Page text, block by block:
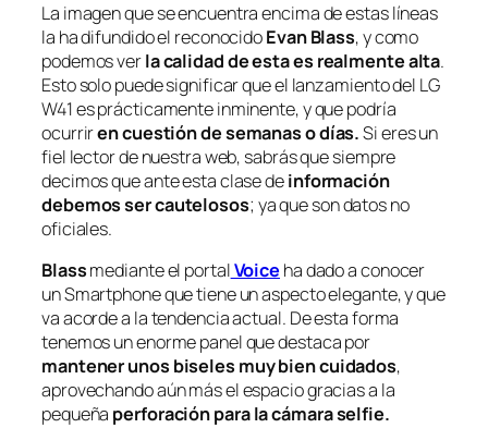
La imagen que se encuentra encima de estas líneas
la ha difundido el reconocidoEvan Blass, y como
podemos verla calidad de esta es realmente alta.
Esto solo puede significar que el lanzamiento del LG
W41 es prácticamente inminente, y que podría
ocurriren cuestión de semanas o días.Si eres un
fiel lector de nuestra web, sabrás que siempre
decimos que ante esta clase deinformación
debemos ser cautelosos; ya que son datos no
oficiales.
Blassmediante el portalVoice ha dado a conocer
un Smartphone que tiene un aspecto elegante, y que
va acorde a la tendencia actual. De esta forma
tenemos un enorme panel que destaca por
mantener unos biseles muy bien cuidados,
aprovechando aún más el espacio gracias a la
pequeña perforación para la cámara selfie.